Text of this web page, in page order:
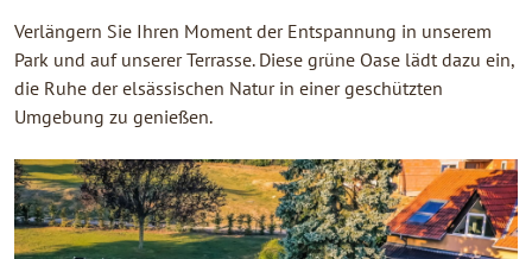
Verlängern Sie Ihren Moment der Entspannung in unserem
Park und auf unserer Terrasse. Diese grüne Oase lädt dazu ein,
die Ruhe der elsässischen Natur in einer geschützten
Umgebung zu genießen.